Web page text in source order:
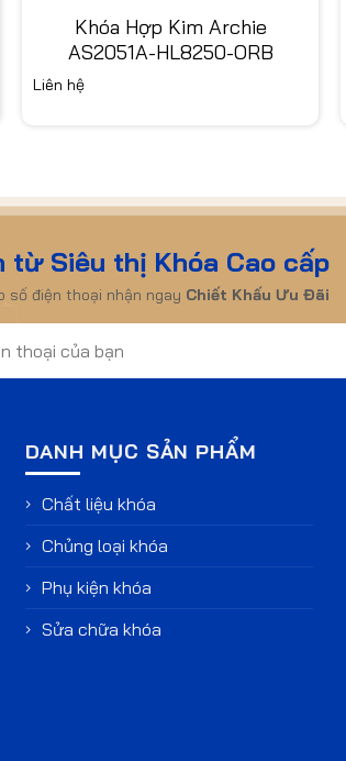
Khóa Hợp Kim Archie
AS2051A-HL8250-ORB
Liên hệ
từ Siêu thị Khóa Cao cấp
số điện thoại nhận ngay Chiết Khấu Ưu Đãi
DANH MỤC SẢN PHẨM
Chất liệu khóa
Chủng loại khóa
Phụ kiện khóa
Sửa chữa khóa